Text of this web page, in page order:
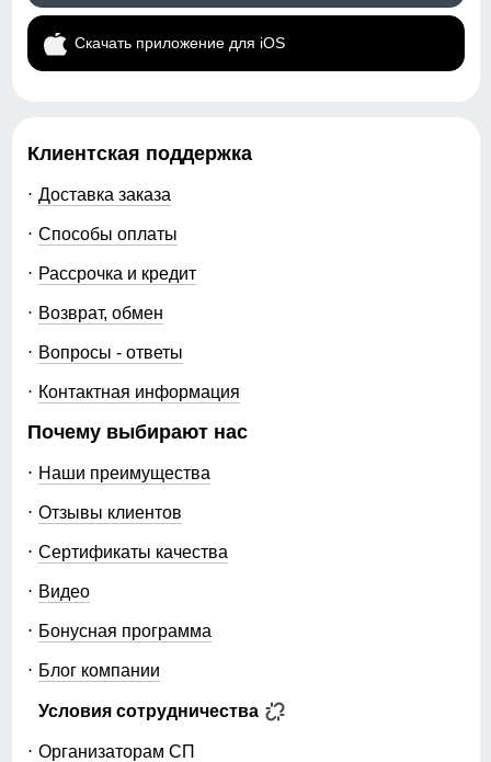
Скачать приложение для iOS
Клиентская поддержка
Доставка заказа
Способы оплаты
Рассрочка и кредит
Возврат, обмен
Вопросы - ответы
Контактная информация
Почему выбирают нас
Наши преимущества
Отзывы клиентов
Сертификаты качества
Видео
Бонусная программа
Блог компании
Условия сотрудничества
Организаторам СП